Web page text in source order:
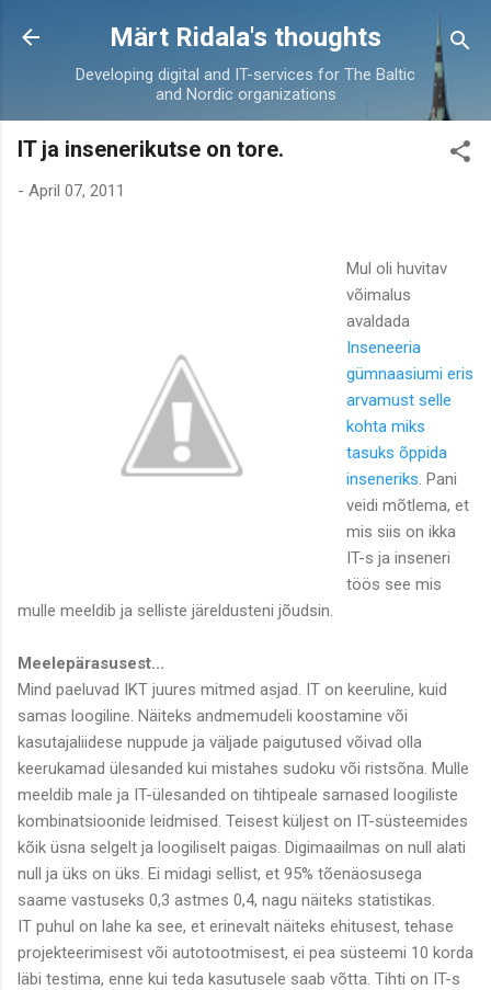
Skip to main content
Märt Ridala's thoughts
Developing digital and IT-services for The Baltic
and Nordic organizations
IT ja insenerikutse on tore.
- April 07, 2011
Mul oli huvitav
võimalus
avaldada
Inseneeria
gümnaasiumi eris
arvamust selle
kohta miks
tasuks õppida
inseneriks . Pani
veidi mõtlema, et
mis siis on ikka
IT-s ja inseneri
töös see mis
mulle meeldib ja selliste järeldusteni jõudsin.
Meelepärasusest...
Mind paeluvad IKT juures mitmed asjad. IT on keeruline, kuid
samas loogiline. Näiteks andmemudeli koostamine või
kasutajaliidese nuppude ja väljade paigutused võivad olla
keerukamad ülesanded kui mistahes sudoku või ristsõna. Mulle
meeldib male ja IT-ülesanded on tihtipeale sarnased loogiliste
kombinatsioonide leidmised. Teisest küljest on IT-süsteemides
kõik üsna selgelt ja loogiliselt paigas. Digimaailmas on null alati
null ja üks on üks. Ei midagi sellist, et 95% tõenäosusega
saame vastuseks 0,3 astmes 0,4, nagu näiteks statistikas.
IT puhul on lahe ka see, et erinevalt näiteks ehitusest, tehase
projekteerimisest või autotootmisest, ei pea süsteemi 10 korda
läbi testima, enne kui teda kasutusele saab võtta. Tihti on IT-s